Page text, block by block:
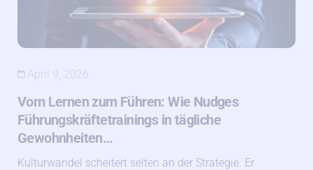
April 9, 2026
Vom Lernen zum Führen: Wie Nudges
Führungskräftetrainings in tägliche
Gewohnheiten…
Kulturwandel scheitert selten an der Strategie. Er